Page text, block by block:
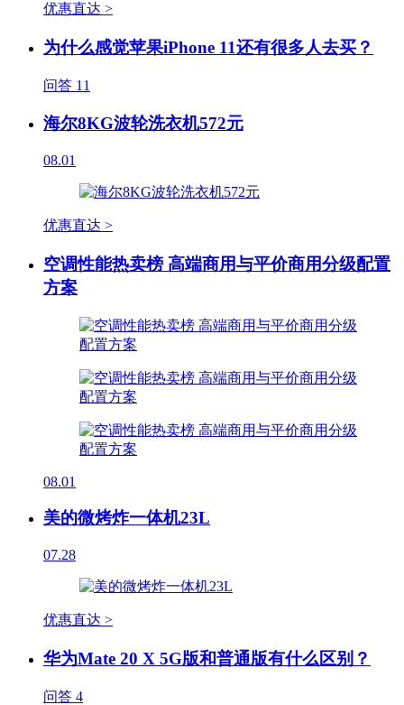
优惠直达 >
为什么感觉苹果iPhone 11还有很多人去买？
问答 11
海尔8KG波轮洗衣机572元
08.01
优惠直达 >
空调性能热卖榜 高端商用与平价商用分级配置
方案
08.01
美的微烤炸一体机23L
07.28
优惠直达 >
华为Mate 20 X 5G版和普通版有什么区别？
问答 4